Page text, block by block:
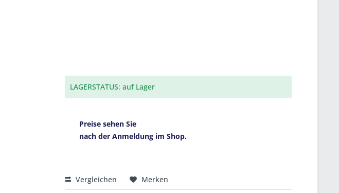
LAGERSTATUS: auf Lager
Preise sehen Sie
nach der Anmeldung im Shop.
Vergleichen Merken